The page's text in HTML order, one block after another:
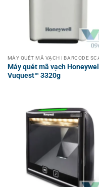
Máy quét mã vạch Honeywell
Vuquest™ 3320g